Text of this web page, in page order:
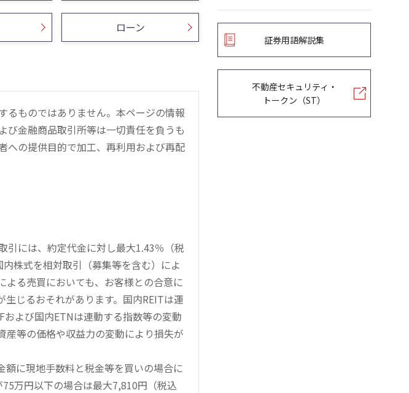
ローン
るものではありません。本ページの情報
び金融商品取引所等は一切責任を負うも
への提供目的で加工、再利用および再配
引には、約定代金に対し最大1.43％（税
株式を相対取引（募集等を含む）によ
よる売買においても、お客様との合意に
じるおそれがあります。国内REITは運
よび国内ETNは連動する指数等の変動
産等の価格や収益力の変動により損失が
に現地手数料と税金等を買いの場合に
万円以下の場合は最大7,810円（税込
証券用語解説集
不動産セキュリティ・
トークン（ST）